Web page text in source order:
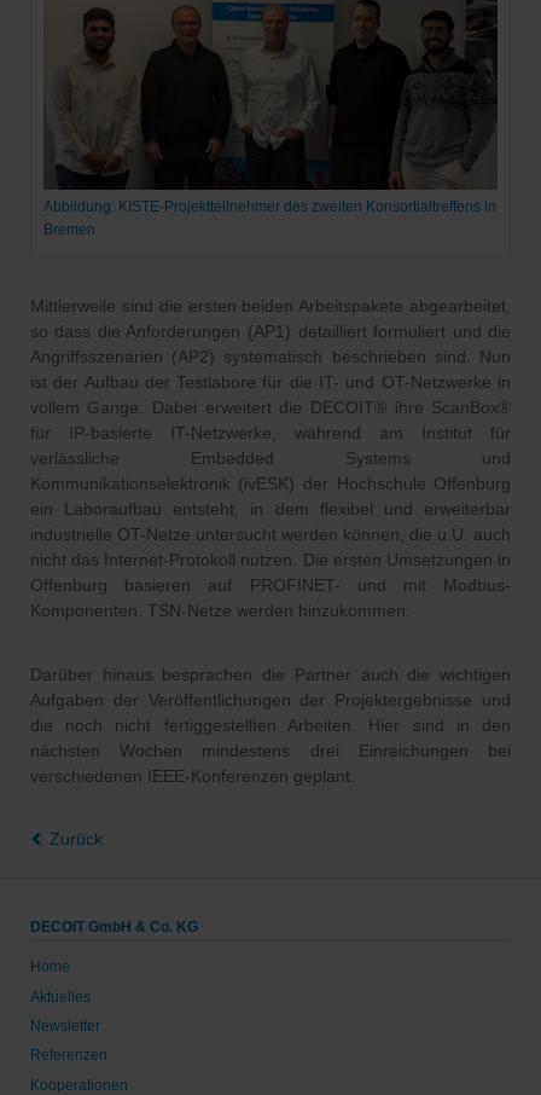
Abbildung: KISTE-Projektteilnehmer des zweiten Konsortialtreffens in
Bremen
Mittlerweile sind die ersten beiden Arbeitspakete abgearbeitet,
so dass die Anforderungen (AP1) detailliert formuliert und die
Angriffsszenarien (AP2) systematisch beschrieben sind. Nun
ist der Aufbau der Testlabore für die IT- und OT-Netzwerke in
vollem Gange. Dabei erweitert die DECOIT® ihre ScanBox®
für IP-basierte IT-Netzwerke, während am Institut für
verlässliche Embedded Systems und
Kommunikationselektronik (ivESK) der Hochschule Offenburg
ein Laboraufbau entsteht, in dem flexibel und erweiterbar
industrielle OT-Netze untersucht werden können, die u.U. auch
nicht das Internet-Protokoll nutzen. Die ersten Umsetzungen in
Offenburg basieren auf PROFINET- und mit Modbus-
Komponenten. TSN-Netze werden hinzukommen.
Darüber hinaus besprachen die Partner auch die wichtigen
Aufgaben der Veröffentlichungen der Projektergebnisse und
die noch nicht fertiggestellten Arbeiten. Hier sind in den
nächsten Wochen mindestens drei Einreichungen bei
verschiedenen IEEE-Konferenzen geplant.
Zurück
DECOIT GmbH & Co. KG
Home
Aktuelles
Newsletter
Referenzen
Kooperationen